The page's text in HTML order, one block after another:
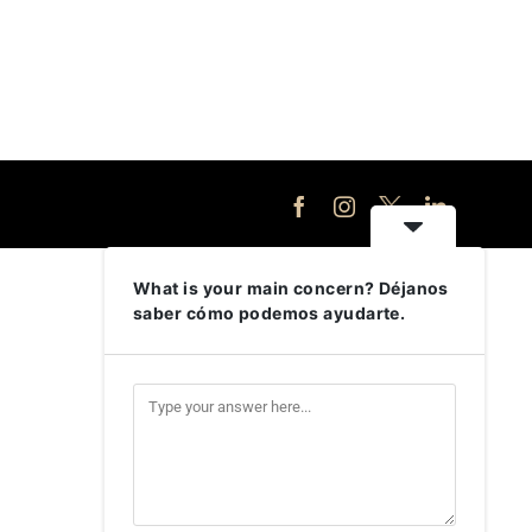
FacebookInstagram
X LinkedIn
What is your main concern? Déjanos
saber cómo podemos ayudarte.